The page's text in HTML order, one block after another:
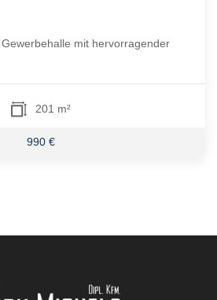
mit hervorragender
201 m²
990 €